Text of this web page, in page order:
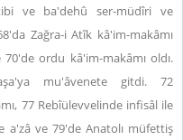
ve ba'dehû ser-müdîri ve
Zağra-i Atîk kâ'im-makâmı
ordu kâ'im-makâmı oldı.
mu'âvenete gitdi. 72
77 Rebîülevvelinde infisâl ile
a'zâ ve 79'de Anatolı müfettiş